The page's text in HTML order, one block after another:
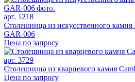
арт. 1218
Столешница из искусственного камня
GAR-006
Цена по запросу
арт. 3729
Столешница из кварцевого камня
Цена по запросу